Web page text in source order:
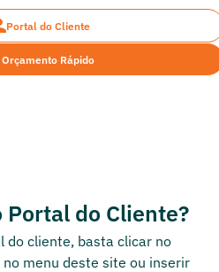
Orçamento Rápido
Portal do Cliente
Portal do Cliente?
do cliente, basta clicar no
menu deste site ou inserir